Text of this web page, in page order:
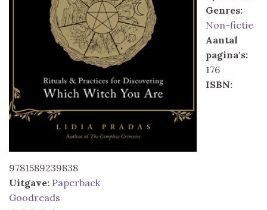
Genres:
Non-fictie
Aantal
pagina's:
176
ISBN:
9781589239838
Uitgave: Paperback
Goodreads